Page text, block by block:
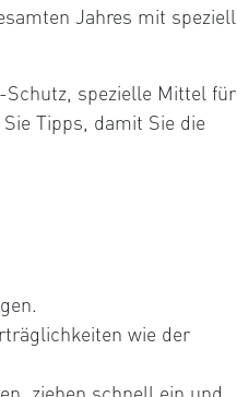
Jahres mit speziell
Schutz, spezielle Mittel für
Tipps, damit Sie die
wie der